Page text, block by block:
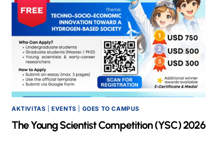
AKTIVITAS |EVENTS GOES TO CAMPUS
The Young Scientist Competition (YSC) 2026